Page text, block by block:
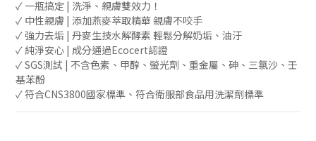
✓ 一瓶搞定 | 洗淨、親膚雙效力！
✓ 中性親膚 | 添加燕麥萃取精華 親膚不咬手
✓ 強力去垢 | 丹麥生技水解酵素 輕鬆分解奶垢、油汙
✓ 純淨安心 | 成分通過Ecocert認證
✓ SGS測試 | 不含色素、甲醇、螢光劑、重金屬、砷、三氯沙、壬
基苯酚
✓ 符合CNS3800國家標準、符合衛服部食品用洗潔劑標準